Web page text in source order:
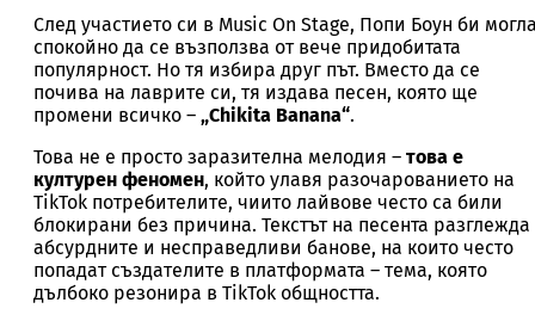
След участието си в Music On Stage, Попи Боун би
спокойно да се възползва от вече придобитата
популярност. Но тя избира друг път. Вместо да се
почива на лаврите си, тя издава песен, която ще
промени всичко – „Chikita Banana“.
Това не е просто заразителна мелодия – това е
културен феномен, който улавя разочарованието на
TikTok потребителите, чиито лайвове често са били
блокирани без причина. Текстът на песента разглежда
абсурдните и несправедливи банове, на които често
попадат създателите в платформата – тема, която
дълбоко резонира в TikTok общността.